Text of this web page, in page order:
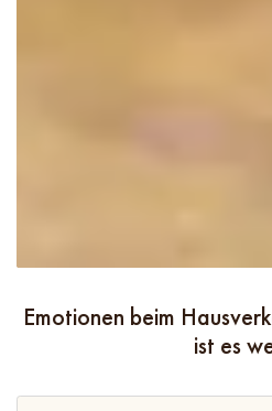
Emotionen beim
ist es